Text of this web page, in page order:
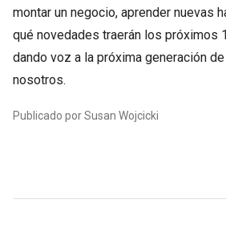
montar un negocio, aprender nuevas
qué novedades traerán los próximos
dando voz a la próxima generación
nosotros.
Publicado por Susan Wojcicki